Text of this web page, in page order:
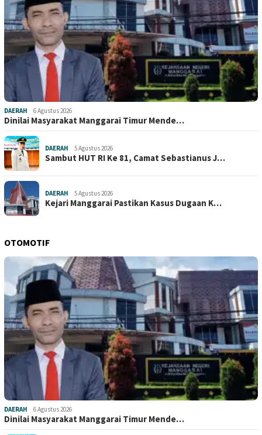
DAERAH 6 Agustus 2026
Dinilai Masyarakat Manggarai Timur Mende…
DAERAH 5 Agustus 2026
Sambut HUT RI Ke 81, Camat Sebastianus J…
DAERAH 5 Agustus 2026
Kejari Manggarai Pastikan Kasus Dugaan K…
OTOMOTIF
DAERAH 6 Agustus 2026
Dinilai Masyarakat Manggarai Timur Mende…